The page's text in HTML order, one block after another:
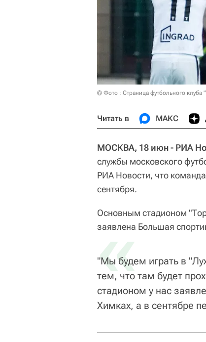
© Фото : Страница футбольного клуба
Читать в МАКС
МОСКВА, 18 июн - РИА
службы московского
РИА Новости, что
сентября.
Основным стадионом
заявлена Большая
«
"Мы будем играть в
тем, что там будет
стадионом у нас
Химках, а в сентябре